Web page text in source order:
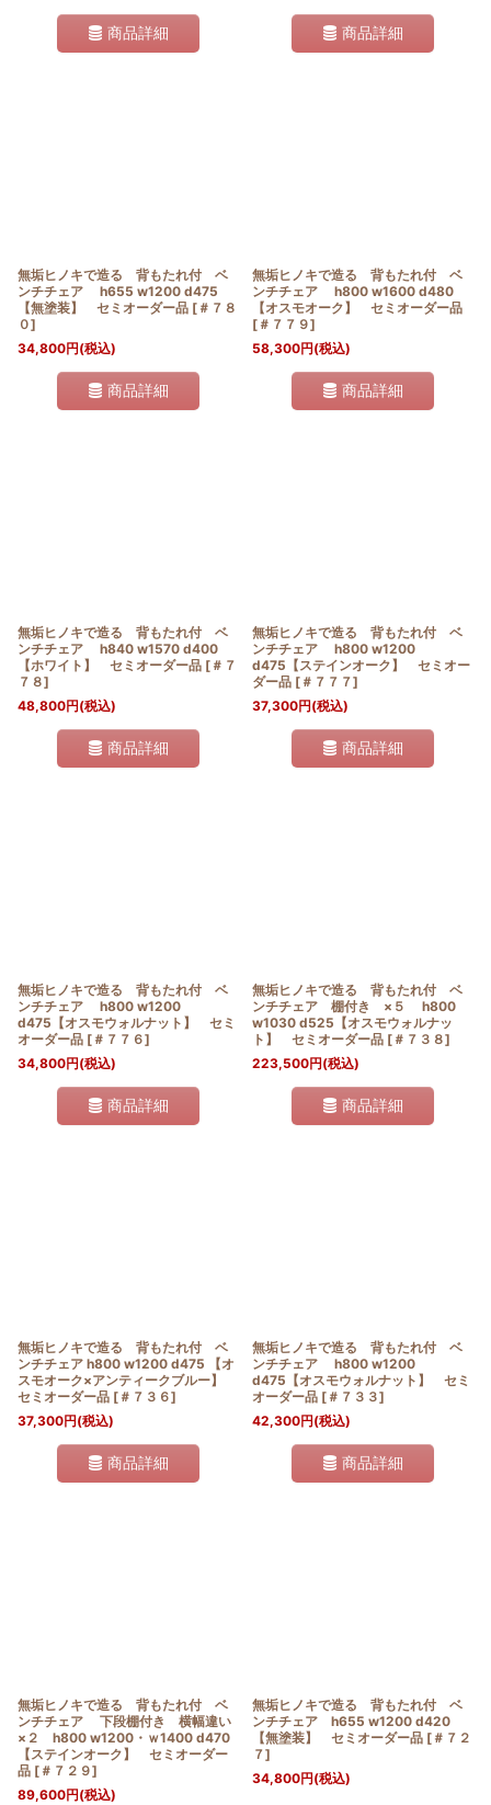
商品詳細 商品詳細
無垢ヒノキで造る 背もたれ付 ベ
ンチチェア h655 w1200 d475
【無塗装】 セミオーダー品 [ ＃７８
０]
34,800円(税込)
商品詳細
無垢ヒノキで造る 背もたれ付 ベ
ンチチェア h800 w1600 d480
【オスモオーク】 セミオーダー品
[ ＃７７９]
58,300円(税込)
商品詳細
無垢ヒノキで造る 背もたれ付 ベ
ンチチェア h840 w1570 d400
【ホワイト】 セミオーダー品 [ ＃７
７８]
48,800円(税込)
商品詳細
無垢ヒノキで造る 背もたれ付 ベ
ンチチェア h800 w1200
d475【ステインオーク】 セミオー
ダー品 [ ＃７７７]
37,300円(税込)
商品詳細
無垢ヒノキで造る 背もたれ付 ベ
ンチチェア h800 w1200
d475【オスモウォルナット】 セミ
オーダー品 [ ＃７７６]
34,800円(税込)
商品詳細
無垢ヒノキで造る 背もたれ付 ベ
ンチチェア 棚付き ×５ h800
w1030 d525【オスモウォルナッ
ト】 セミオーダー品 [ ＃７３８]
223,500円(税込)
商品詳細
無垢ヒノキで造る 背もたれ付 ベ
ンチチェア h800 w1200 d475 【オ
スモオーク×アンティークブルー】
セミオーダー品 [ ＃７３６]
37,300円(税込)
商品詳細
無垢ヒノキで造る 背もたれ付 ベ
ンチチェア h800 w1200
d475【オスモウォルナット】 セミ
オーダー品 [ ＃７３３]
42,300円(税込)
商品詳細
無垢ヒノキで造る 背もたれ付 ベ
ンチチェア 下段棚付き 横幅違い
×２ h800 w1200・ｗ1400 d470
【ステインオーク】 セミオーダー
品 [ ＃７２９]
89,600円(税込)
無垢ヒノキで造る 背もたれ付 ベ
ンチチェア h655 w1200 d420
【無塗装】 セミオーダー品 [ ＃７２
７]
34,800円(税込)